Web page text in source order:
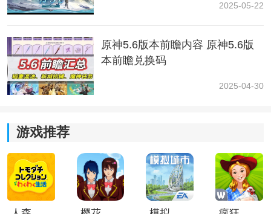
4、3号宝箱
从锚点位置往地图西走(地图左侧)，小心下落，在半山腰
2025-05-22
原神5.6版本前瞻内容 原神5.6版
本前瞻兑换码
2025-04-30
游戏推荐